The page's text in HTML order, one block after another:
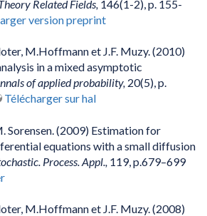
Related Fields, 146(1-2), p. 155-
version preprint
M.Hoffmann et J.F. Muzy. (2010)
in a mixed asymptotic
of applied probability, 20(5), p.
Télécharger sur hal
Sorensen. (2009) Estimation for
equations with a small diffusion
Process. Appl., 119, p.679–699
M.Hoffmann et J.F. Muzy. (2008)